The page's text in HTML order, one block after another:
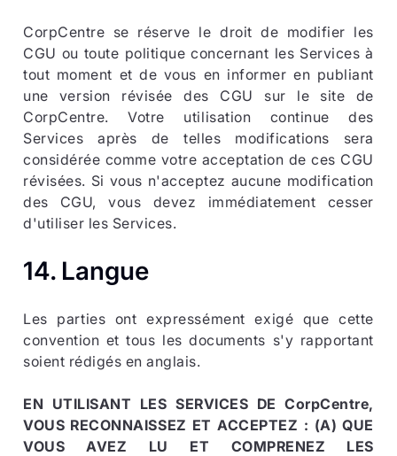
CorpCentre se réserve le droit de modifier les
CGU ou toute politique concernant les Services à
tout moment et de vous en informer en publiant
une version révisée des CGU sur le site de
CorpCentre. Votre utilisation continue des
Services après de telles modifications sera
considérée comme votre acceptation de ces CGU
révisées. Si vous n'acceptez aucune modification
des CGU, vous devez immédiatement cesser
d'utiliser les Services.
14. Langue
Les parties ont expressément exigé que cette
convention et tous les documents s'y rapportant
soient rédigés en anglais.
EN UTILISANT LES SERVICES DE CorpCentre,
VOUS RECONNAISSEZ ET ACCEPTEZ : (A) QUE
VOUS AVEZ LU ET COMPRENEZ LES